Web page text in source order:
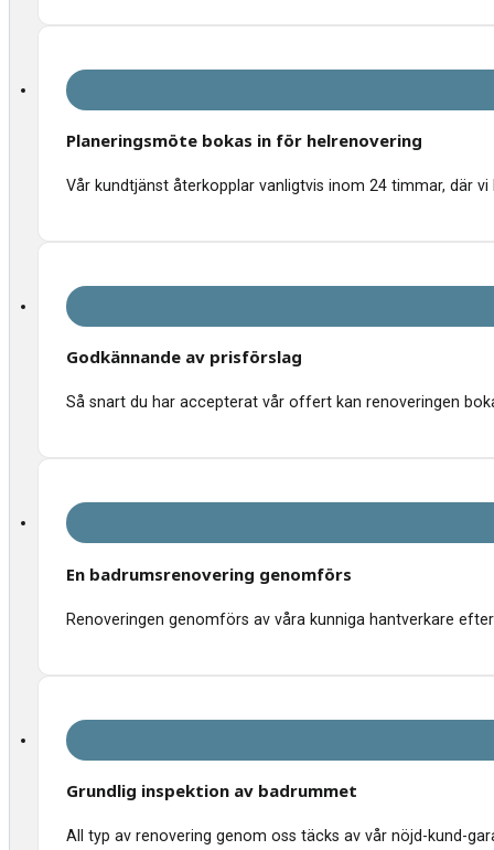
Planeringsmöte bokas in för helrenovering
Vår kundtjänst återkopplar vanligtvis inom 24 timmar, där
Godkännande av prisförslag
Så snart du har accepterat vår offert kan renoveringen
En badrumsrenovering genomförs
Renoveringen genomförs av våra kunniga hantverkare
Grundlig inspektion av badrummet
All typ av renovering genom oss täcks av vår nöjd-kund-